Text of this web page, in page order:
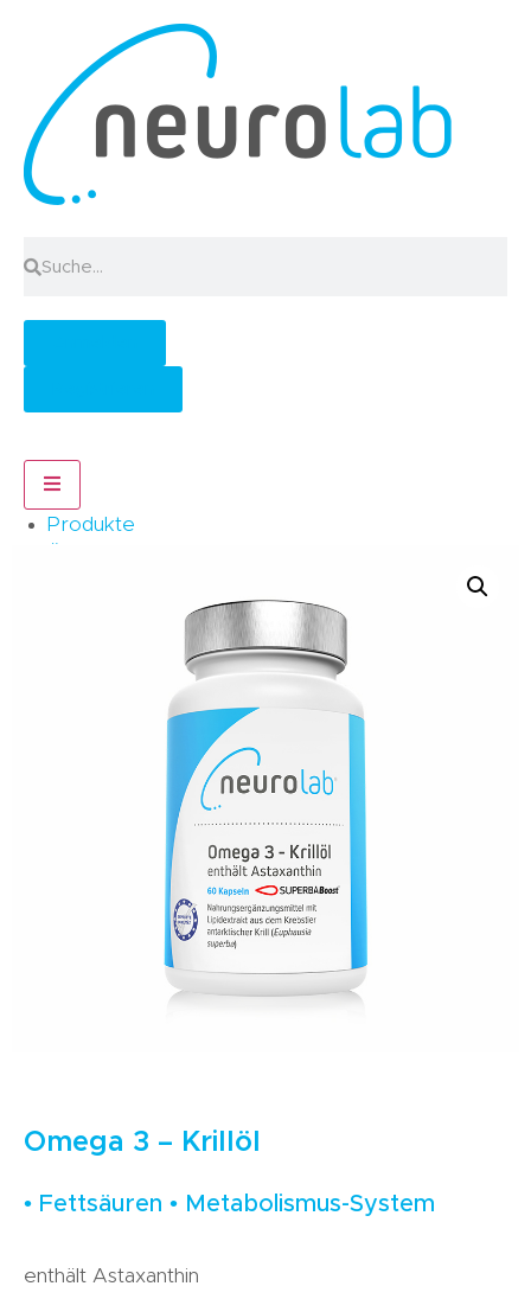
Produkte
Das Neurolab Team
Veranstaltungen
Expertenmeinungen
Kundenmeinungen
Häufig gestellte Fragen
Veranstaltungen
Therapeutenfinder
Hamburger Toggle Menu
Omega 3 – Krillöl
• Fettsäuren • Metabolismus-System
enthält Astaxanthin